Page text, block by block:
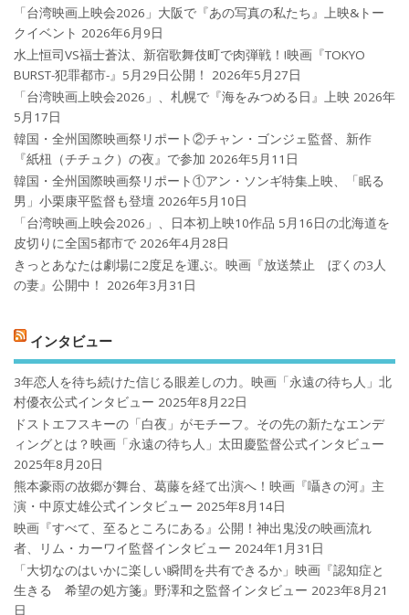
「台湾映画上映会2026」大阪で『あの写真の私たち』上映&トー
クイベント 2026年6月9日
水上恒司VS福士蒼汰、新宿歌舞伎町で肉弾戦！!映画『TOKYO
BURST-犯罪都市-』5月29日公開！
2026年5月27日
「台湾映画上映会2026」、札幌で『海をみつめる日』上映 2026年
5月17日
韓国・全州国際映画祭リポート②チャン・ゴンジェ監督、新作
『紙杻（チチュク）の夜』で参加 2026年5月11日
韓国・全州国際映画祭リポート①アン・ソンギ特集上映、「眠る
男」小栗康平監督も登壇 2026年5月10日
「台湾映画上映会2026」、日本初上映10作品 5月16日の北海道を
皮切りに全国5都市で 2026年4月28日
きっとあなたは劇場に2度足を運ぶ。映画『放送禁止 ぼくの3人
の妻』公開中！
2026年3月31日
インタビュー
3年恋人を待ち続けた信じる眼差しの力。映画「永遠の待ち人」北
村優衣公式インタビュー 2025年8月22日
ドストエフスキーの「白夜」がモチーフ。その先の新たなエンデ
ィングとは？映画「永遠の待ち人」太田慶監督公式インタビュー
2025年8月20日
熊本豪雨の故郷が舞台、葛藤を経て出演へ！映画『囁きの河』主
演・中原丈雄公式インタビュー 2025年8月14日
映画『すべて、至るところにある』公開！神出鬼没の映画流れ
者、リム・カーワイ監督インタビュー 2024年1月31日
「大切なのはいかに楽しい瞬間を共有できるか」映画『認知症と
生きる 希望の処方箋』野澤和之監督インタビュー 2023年8月21
日